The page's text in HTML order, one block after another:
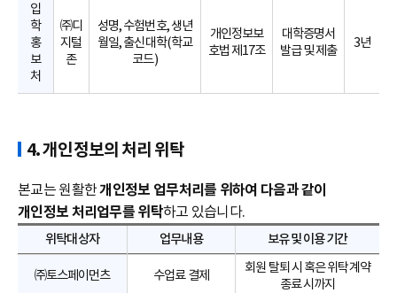
입
학
홍
보
처
㈜디
지털
존
성명, 수험번호, 생년
월일, 출신대학(학교
코드)
개인정보보
호법 제17조
대학증명서
발급 및 제출
3년
4. 개인정보의 처리 위탁
본교는 원활한개인정보 업무처리를 위하여 다음과 같이
개인정보 처리업무를 위탁하고 있습니다.
위탁대상자 업무내용 보유 및 이용 기간
㈜토스페이먼츠 수업료 결제
회원 탈퇴 시 혹은 위탁계약
종료 시까지